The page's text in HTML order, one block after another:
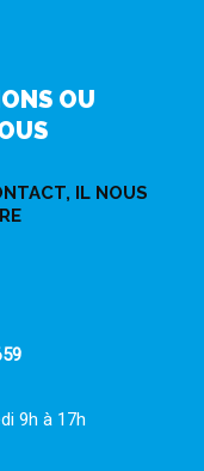
OU
IL NOUS
9h à 17h